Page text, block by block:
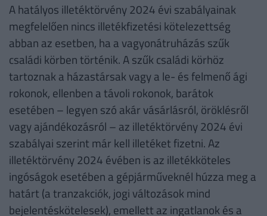
A hatályos illetéktörvény 2024 évi szabályainak
megfelelően nincs illetékfizetési kötelezettség
abban az esetben, ha a vagyonátruházás szűk
családi körben történik. A szűk családi körhöz
tartoznak a házastársak vagy a le- és felmenő ági
rokonok, ellenben a távoli rokonok, barátok
esetében – legyen szó akár vásárlásról, öröklésről
vagy ajándékozásról – az illetéktörvény 2024 évi
szabályai szerint már kell illetéket fizetni. Az
illetéktörvény 2024 évében is az illetékköteles
ingóságok esetében a gépjárműveknél húzza meg a
határt (a tranzakciók, jogi változások mind
bejelentéskötelesek), emellett az ingatlanok és a